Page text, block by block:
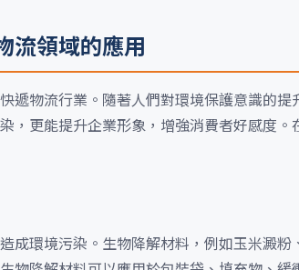
流領域的應用
遞物流行業。隨著人們對環境保護意識的
，更能提升企業形象，增強消費者好感度
成環境污染。生物降解材料，例如玉米澱